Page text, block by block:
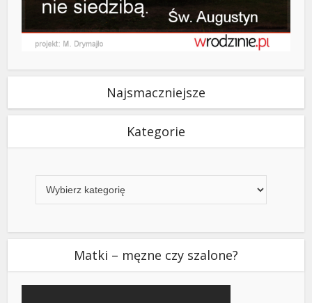
Najsmaczniejsze
Kategorie
Matki – męzne czy szalone?